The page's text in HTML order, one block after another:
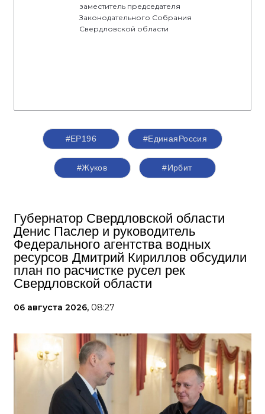
заместитель председателя
Законодательного Собрания
Свердловской области
#ЕР196 #‎ЕдинаяРоссия
#Жуков #Ирбит
Губернатор Свердловской области
Денис Паслер и руководитель
Федерального агентства водных
ресурсов Дмитрий Кириллов обсудили
план по расчистке русел рек
Свердловской области
06 августа 2026, 08:27